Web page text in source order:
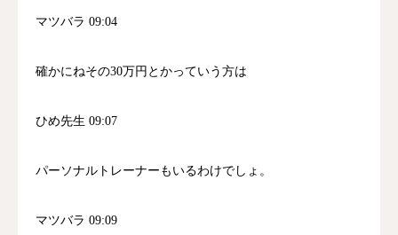
マツバラ 09:04
確かにねその30万円とかっていう方は
ひめ先生 09:07
パーソナルトレーナーもいるわけでしょ。
マツバラ 09:09